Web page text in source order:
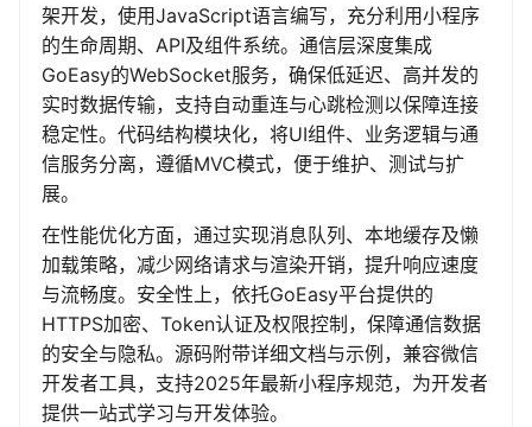
架开发，使用JavaScript语言编写，充分利用小程序
的生命周期、API及组件系统。通信层深度集成
GoEasy的WebSocket服务，确保低延迟、高并发的
实时数据传输，支持自动重连与心跳检测以保障连接
稳定性。代码结构模块化，将UI组件、业务逻辑与通
信服务分离，遵循MVC模式，便于维护、测试与扩
展。
在性能优化方面，通过实现消息队列、本地缓存及懒
加载策略，减少网络请求与渲染开销，提升响应速度
与流畅度。安全性上，依托GoEasy平台提供的
HTTPS加密、Token认证及权限控制，保障通信数据
的安全与隐私。源码附带详细文档与示例，兼容微信
开发者工具，支持2025年最新小程序规范，为开发者
提供一站式学习与开发体验。